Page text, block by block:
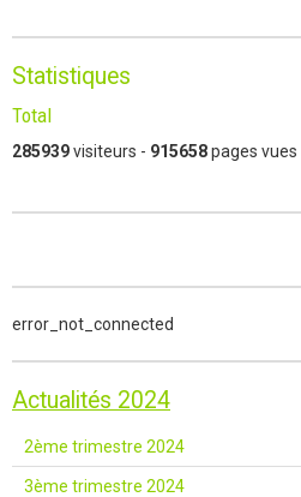
Statistiques
Total
285939visiteurs - 915658pages vues
error_not_connected
Actualités 2024
2ème trimestre 2024
3ème trimestre 2024